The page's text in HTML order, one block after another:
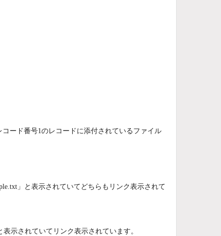
ード番号1のレコードに添付されているファイル
」と表示されていてどちらもリンク表示されて
示されていてリンク表示されています。